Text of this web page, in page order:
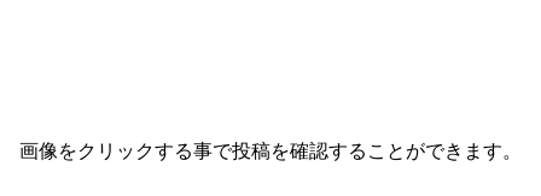
画像をクリックする事で投稿を確認することができます。